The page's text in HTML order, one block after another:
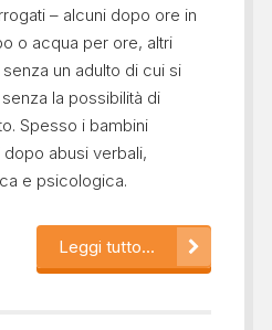
– alcuni dopo ore in
o acqua per ore, altri
un adulto di cui si
la possibilità di
Spesso i bambini
abusi verbali,
e psicologica.
Leggi tutto...